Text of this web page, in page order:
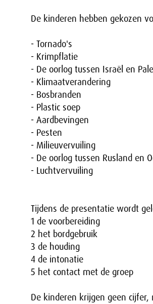
De kinderen hebben gekozen
- Tornado's
- Krimpflatie
- De oorlog tussen Israël en
- Klimaatverandering
- Bosbranden
- Plastic soep
- Aardbevingen
- Pesten
- Milieuvervuiling
- De oorlog tussen Rusland en
- Luchtvervuiling
Tijdens de presentatie wordt
1 de voorbereiding
2 het bordgebruik
3 de houding
4 de intonatie
5 het contact met de groep
De kinderen krijgen geen cijfer,